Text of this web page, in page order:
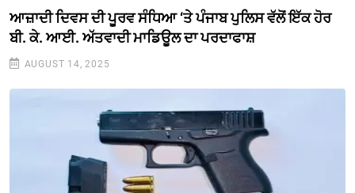
ਆਜ਼ਾਦੀ ਦਿਵਸ ਦੀ ਪੂਰਵ ਸੰਧਿਆ ‘ਤੇ ਪੰਜਾਬ ਪੁਲਿਸ ਵੱਲੋਂ ਇੱਕ ਹੋਰ
ਬੀ. ਕੇ. ਆਈ. ਅੱਤਵਾਦੀ ਮਾਡਿਊਲ ਦਾ ਪਰਦਾਫਾਸ਼
AUGUST 14, 2025